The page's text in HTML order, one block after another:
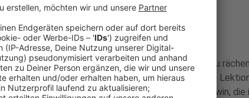
soll sie teuer zu stehen kommen. Um sich zu
Arminius (Laurence Rupp), der den Germanen eine
schicksalhafte Verbindung zu Thusnelda und Folkwin, die